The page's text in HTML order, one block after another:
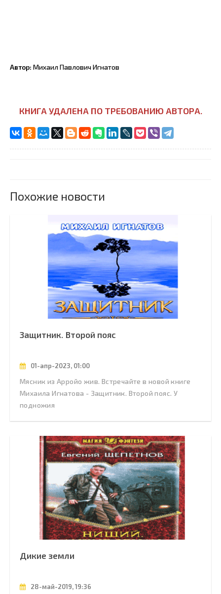
Автор: Михаил Павлович Игнатов
КНИГА УДАЛЕНА ПО ТРЕБОВАНИЮ АВТОРА.
Похожие новости
Защитник. Второй пояс
01-апр-2023, 01:00
Мясник из Арройо жив. Встречайте в новой книге
Михаила Игнатова - Защитник. Второй пояс. У
подножия
Дикие земли
28-май-2019, 19:36